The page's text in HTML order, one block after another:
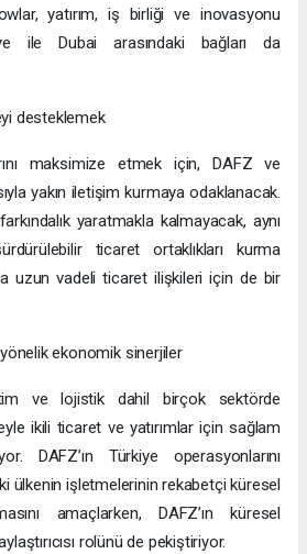
yatırım, iş birliği ve inovasyonu
ile Dubai arasındaki bağları da
desteklemek
maksimize etmek için, DAFZ ve
yakın iletişim kurmaya odaklanacak.
yaratmakla kalmayacak, aynı
ticaret ortaklıkları kurma
uzun vadeli ticaret ilişkileri için de bir
ekonomik sinerjiler
ve lojistik dahil birçok sektörde
ikili ticaret ve yatırımlar için sağlam
DAFZ’ın Türkiye operasyonlarını
ülkenin işletmelerinin rekabetçi küresel
amaçlarken, DAFZ’ın küresel
rolünü de pekiştiriyor.